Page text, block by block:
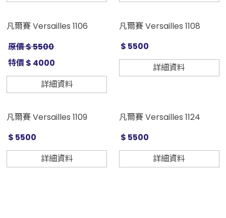
凡爾賽 Versailles 1106
原價 $ 5500
特價 $ 4000
詳細資料
凡爾賽 Versailles 1108
$ 5500
詳細資料
凡爾賽 Versailles 1109
$ 5500
詳細資料
凡爾賽 Versailles 1124
$ 5500
詳細資料